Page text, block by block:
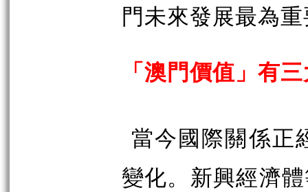
門未來發展最為
「澳門價值」有
當今國際關係正
變化。新興經濟